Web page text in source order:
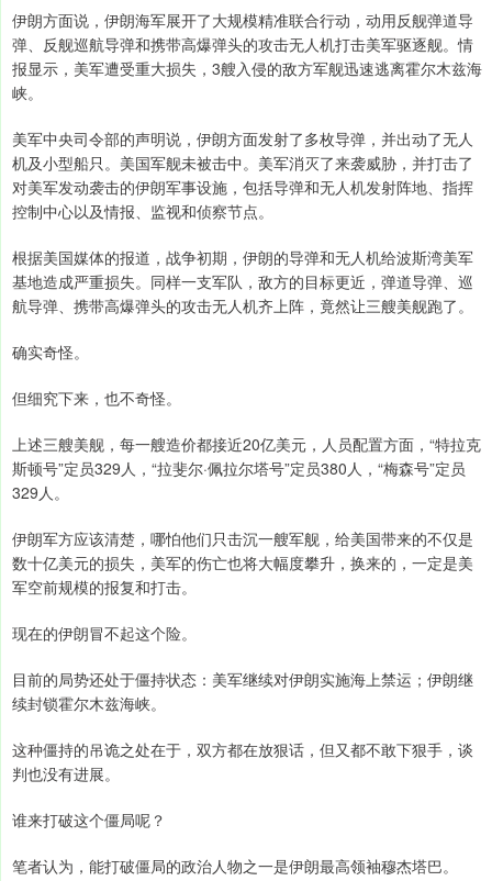
伊朗方面说，伊朗海军展开了大规模精准联合行动，动用反舰弹道导
弹、反舰巡航导弹和携带高爆弹头的攻击无人机打击美军驱逐舰。情
报显示，美军遭受重大损失，3艘入侵的敌方军舰迅速逃离霍尔木兹海
峡。
美军中央司令部的声明说，伊朗方面发射了多枚导弹，并出动了无人
机及小型船只。美国军舰未被击中。美军消灭了来袭威胁，并打击了
对美军发动袭击的伊朗军事设施，包括导弹和无人机发射阵地、指挥
控制中心以及情报、监视和侦察节点。
根据美国媒体的报道，战争初期，伊朗的导弹和无人机给波斯湾美军
基地造成严重损失。同样一支军队，敌方的目标更近，弹道导弹、巡
航导弹、携带高爆弹头的攻击无人机齐上阵，竟然让三艘美舰跑了。
确实奇怪。
但细究下来，也不奇怪。
上述三艘美舰，每一艘造价都接近20亿美元，人员配置方面，“特拉克
斯顿号”定员329人，“拉斐尔·佩拉尔塔号”定员380人，“梅森号”定员
329人。
伊朗军方应该清楚，哪怕他们只击沉一艘军舰，给美国带来的不仅是
数十亿美元的损失，美军的伤亡也将大幅度攀升，换来的，一定是美
军空前规模的报复和打击。
现在的伊朗冒不起这个险。
目前的局势还处于僵持状态：美军继续对伊朗实施海上禁运；伊朗继
续封锁霍尔木兹海峡。
这种僵持的吊诡之处在于，双方都在放狠话，但又都不敢下狠手，谈
判也没有进展。
谁来打破这个僵局呢？
笔者认为，能打破僵局的政治人物之一是伊朗最高领袖穆杰塔巴。